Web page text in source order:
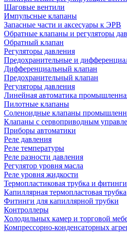
Шаговые вентили
Импульсные клапаны
Запасные части и аксесуары к ЭРВ
Обратные клапаны и регуляторы
Обратный клапан
Регуляторы давления
Предохранительные и
Дифференциальный клапан
Предохранительный клапан
Регуляторы давления
Линейная автоматика
Пилотные клапаны
Соленоидные клапаны
Клапаны с сервоприводным
Приборы автоматики
Реле давления
Реле температуры
Реле разности давления
Регулятор уровня масла
Реле уровня жидкости
Термопластиковая трубка и фитинги
Капиллярная термопластовая трубка
Фитинги для капиллярной трубки
Контроллеры
Холодильных камер и торговой
Компрессорно-конденсаторных